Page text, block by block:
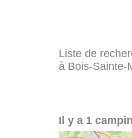
Liste de
à Bois-Sainte-
Il y a 1